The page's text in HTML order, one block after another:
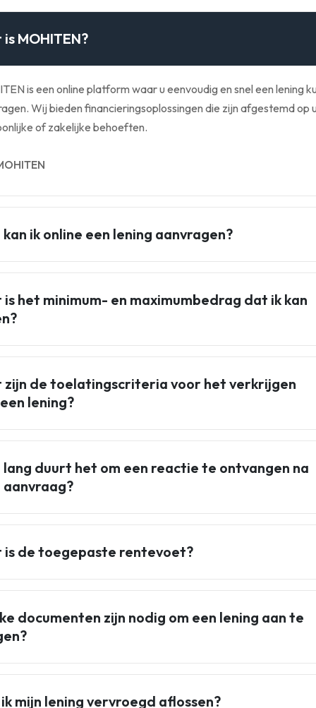
MOHITEN?
is een online platform waar u eenvoudig en snel een lening
Wij bieden financieringsoplossingen die zijn afgestemd op
of zakelijke behoeften.
kan ik online een lening aanvragen?
is het minimum- en maximumbedrag dat ik kan
zijn de toelatingscriteria voor het verkrijgen
lening?
lang duurt het om een reactie te ontvangen na
aanvraag?
is de toegepaste rentevoet?
documenten zijn nodig om een lening aan te
ik mijn lening vervroegd aflossen?